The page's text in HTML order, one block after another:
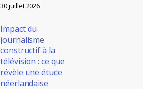
30 juillet 2026
Impact du
journalisme
constructif à la
télévision : ce que
révèle une étude
néerlandaise